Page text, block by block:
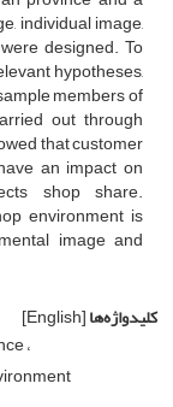
individual image,
designed. To
hypotheses,
members of
out through
that customer
an impact on
shop share.
environment is
image and
کلیدواژه‌ها[English]